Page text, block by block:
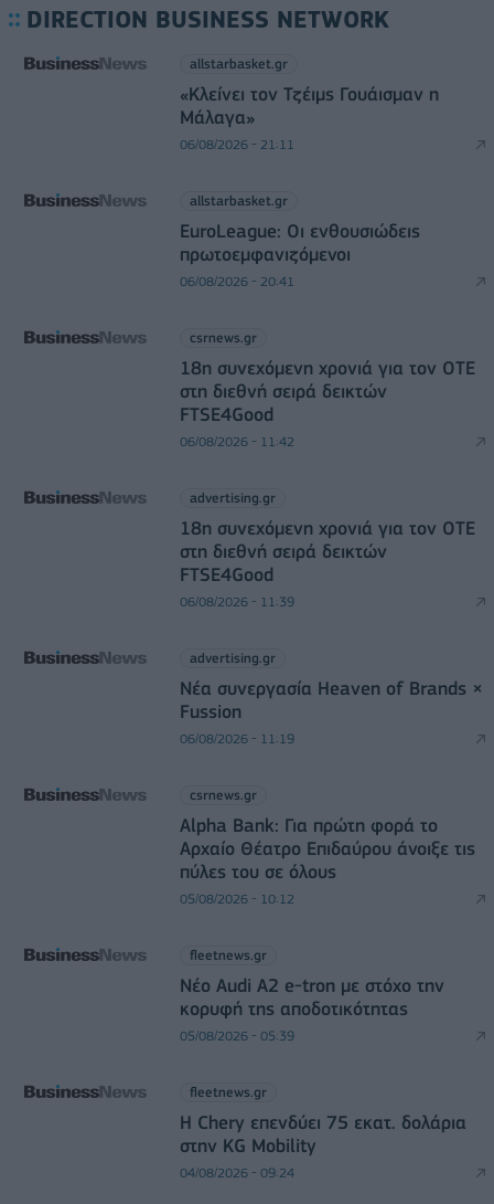
DIRECTION BUSINESS NETWORK
allstarbasket.gr
«Κλείνει τον Τζέιμς Γουάισμαν η
Μάλαγα»
06/08/2026 - 21:11
allstarbasket.gr
EuroLeague: Οι ενθουσιώδεις
πρωτοεμφανιζόμενοι
06/08/2026 - 20:41
csrnews.gr
18η συνεχόμενη χρονιά για τον ΟΤΕ
στη διεθνή σειρά δεικτών
FTSE4Good
06/08/2026 - 11:42
advertising.gr
18η συνεχόμενη χρονιά για τον ΟΤΕ
στη διεθνή σειρά δεικτών
FTSE4Good
06/08/2026 - 11:39
advertising.gr
Νέα συνεργασία Heaven of Brands ×
Fussion
06/08/2026 - 11:19
csrnews.gr
Alpha Bank: Για πρώτη φορά το
Αρχαίο Θέατρο Επιδαύρου άνοιξε τις
πύλες του σε όλους
05/08/2026 - 10:12
fleetnews.gr
Νέο Audi A2 e-tron με στόχο την
κορυφή της αποδοτικότητας
05/08/2026 - 05:39
fleetnews.gr
Η Chery επενδύει 75 εκατ. δολάρια
στην KG Mobility
04/08/2026 - 09:24